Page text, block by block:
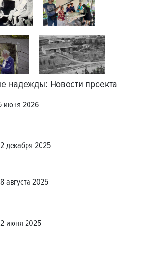
надежды: Новости проекта
июня 2026
декабря 2025
августа 2025
июня 2025